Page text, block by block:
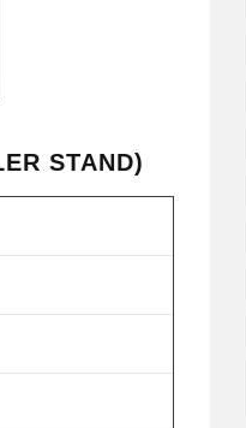
STAND)